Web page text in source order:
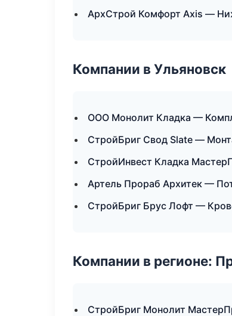
АрхСтрой Комфорт Axis —
Компании в Ульяновск
ООО Монолит Кладка —
СтройБриг Свод Slate —
СтройИнвест Кладка
Артель Прораб Архитек —
СтройБриг Брус Лофт —
Компании в регионе:
СтройБриг Монолит